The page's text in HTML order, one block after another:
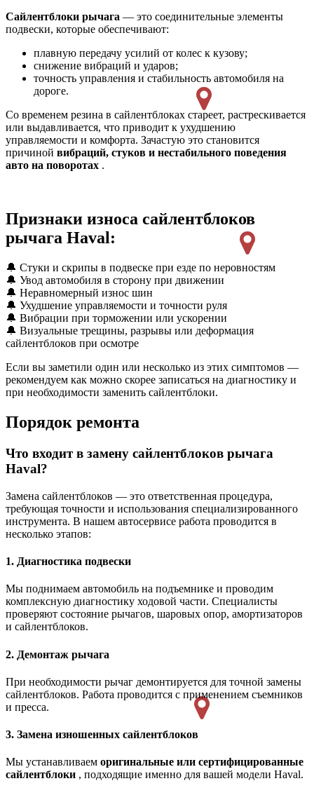
Сайлентблоки рычага — это соединительные элементы
подвески, которые обеспечивают:
плавную передачу усилий от колес к кузову;
снижение вибраций и ударов;
точность управления и стабильность автомобиля на
дороге.
Со временем резина в сайлентблоках стареет, растрескивается
или выдавливается, что приводит к ухудшению
управляемости и комфорта. Зачастую это становится
причиной вибраций, стуков и нестабильного поведения
авто на поворотах .
Признаки износа сайлентблоков
рычага Haval:
🔔 Стуки и скрипы в подвеске при езде по неровностям
🔔 Увод автомобиля в сторону при движении
🔔 Неравномерный износ шин
🔔 Ухудшение управляемости и точности руля
🔔 Вибрации при торможении или ускорении
🔔 Визуальные трещины, разрывы или деформация
сайлентблоков при осмотре
Если вы заметили один или несколько из этих симптомов —
рекомендуем как можно скорее записаться на диагностику и
при необходимости заменить сайлентблоки.
Порядок ремонта
Что входит в замену сайлентблоков рычага
Haval?
Замена сайлентблоков — это ответственная процедура,
требующая точности и использования специализированного
инструмента. В нашем автосервисе работа проводится в
несколько этапов:
1. Диагностика подвески
Мы поднимаем автомобиль на подъемнике и проводим
комплексную диагностику ходовой части. Специалисты
проверяют состояние рычагов, шаровых опор, амортизаторов
и сайлентблоков.
2. Демонтаж рычага
При необходимости рычаг демонтируется для точной замены
сайлентблоков. Работа проводится с применением съемников
и пресса.
3. Замена изношенных сайлентблоков
Мы устанавливаем оригинальные или сертифицированные
сайлентблоки , подходящие именно для вашей модели Haval.